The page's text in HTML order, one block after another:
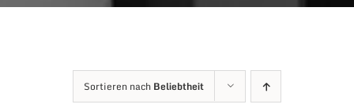
Sortieren nach Beliebtheit